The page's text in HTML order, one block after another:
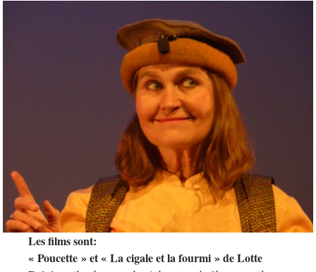
Les films sont:
« Poucette » et « La cigale et la fourmi » de Lotte